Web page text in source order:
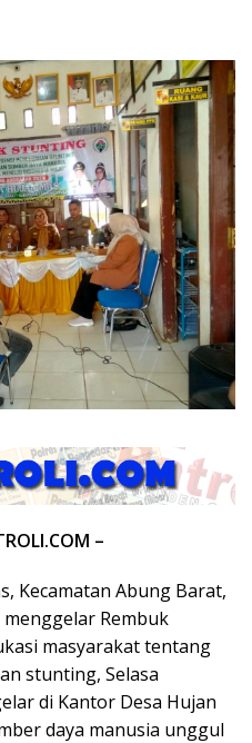
–
Kecamatan Abung Barat,
Rembuk
masyarakat tentang
stunting, Selasa
di Kantor Desa Hujan
daya manusia unggul